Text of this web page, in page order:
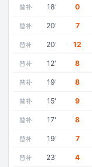
替补 18' 0
替补 20' 7
替补 20' 12
替补 12' 8
替补 19' 8
替补 15' 9
替补 17' 8
替补 19' 7
替补 23' 4